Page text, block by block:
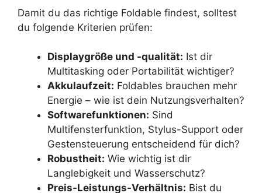
Damit du das richtige Foldable findest, solltest
du folgende Kriterien prüfen:
Displaygröße und -qualität: Ist dir
Multitasking oder Portabilität wichtiger?
Akkulaufzeit: Foldables brauchen mehr
Energie – wie ist dein Nutzungsverhalten?
Softwarefunktionen: Sind
Multifensterfunktion, Stylus-Support oder
Gestensteuerung entscheidend für dich?
Robustheit: Wie wichtig ist dir
Langlebigkeit und Wasserschutz?
Preis-Leistungs-Verhältnis: Bist du